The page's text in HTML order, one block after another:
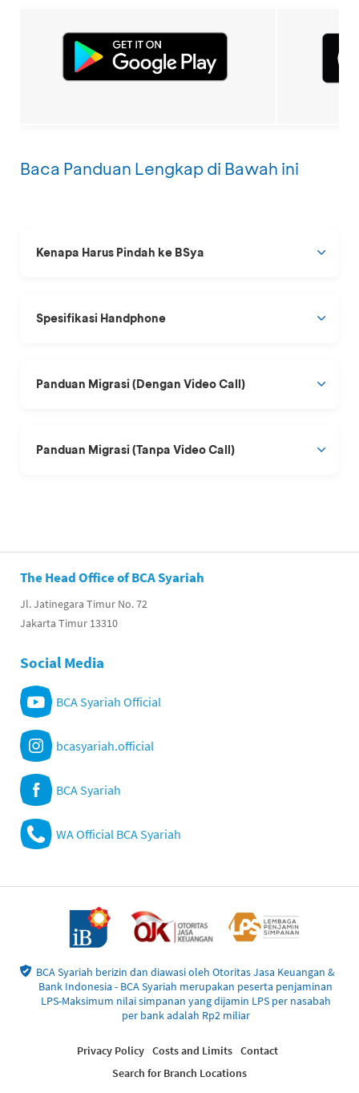
Baca Panduan Lengkap di Bawah ini
Kenapa Harus Pindah ke BSya
Spesifikasi Handphone
Panduan Migrasi (Dengan Video Call)
Panduan Migrasi (Tanpa Video Call)
The Head Office of BCA Syariah
Jl. Jatinegara Timur No. 72
Jakarta Timur 13310
Social Media
BCA Syariah Official
bcasyariah.official
BCA Syariah
WA Official BCA Syariah
BCA Syariah berizin dan diawasi oleh Otoritas Jasa Keuangan &
Bank Indonesia - BCA Syariah merupakan peserta penjaminan
LPS-Maksimum nilai simpanan yang dijamin LPS per nasabah
per bank adalah Rp2 miliar
Privacy Policy Costs and Limits Contact
Search for Branch Locations